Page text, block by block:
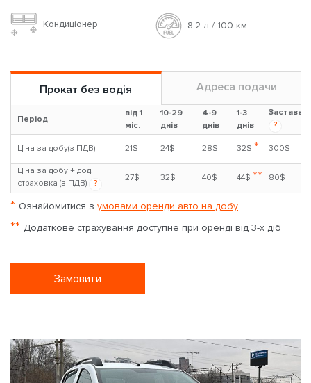
Кондиціонер 8.2 л / 100 км
Прокат без водія Адреса подачи
Період
від 1
міс.
10-29
днів
4-9
днів
1-3
днів
Застава
?
Ціна за добу(з ПДВ) 21$ 24$ 28$ 32$ * 300$
Ціна за добу + дод.
страховка (з ПДВ)
?
27$ 32$ 40$ 44$ ** 80$
* Ознайомитися з умовами оренди авто на добу
** Додаткове страхування доступне при оренді від 3-х діб
Замовити